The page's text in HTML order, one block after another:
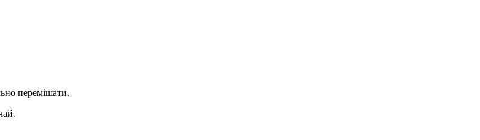
перемішати.